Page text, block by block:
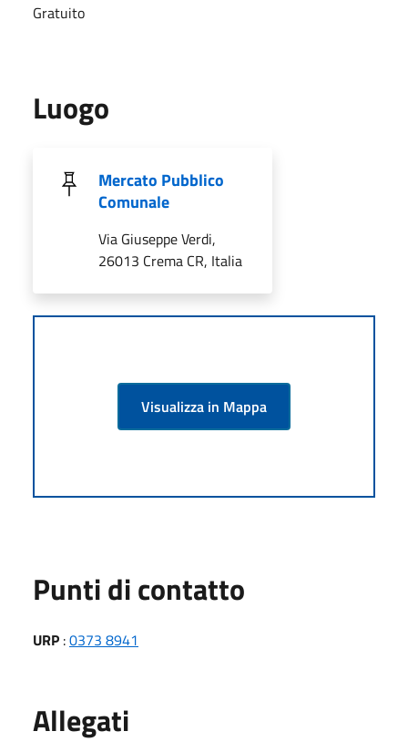
Gratuito
Luogo
Mercato Pubblico
Comunale
Via Giuseppe Verdi,
26013 Crema CR, Italia
Visualizza in Mappa
Punti di contatto
URP :0373 8941
Allegati